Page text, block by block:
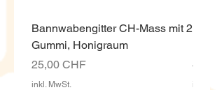
Bannwabengitter CH-Mass mit 2
Gummi, Honigraum
Preis
25,00 CHF
inkl. MwSt.
Preis
4,00
inkl.